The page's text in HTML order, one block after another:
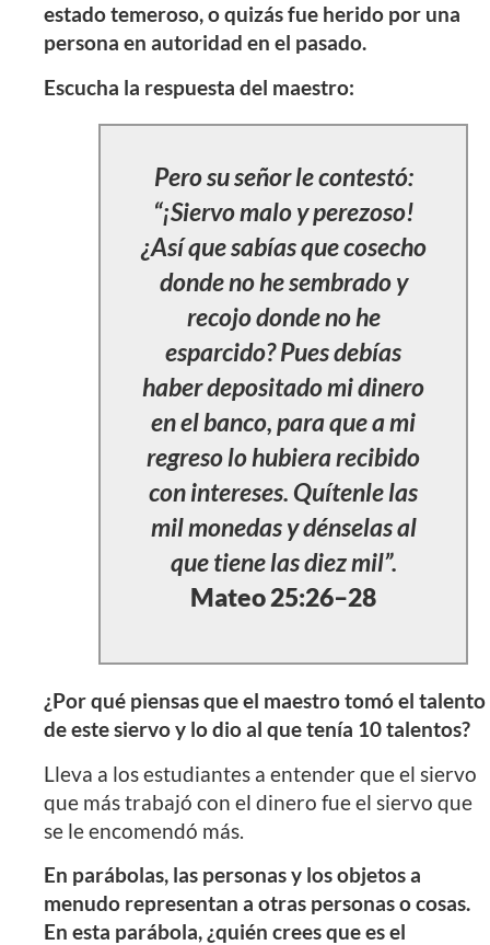
estado temeroso, o quizás fue herido por una
persona en autoridad en el pasado.
Escucha la respuesta del maestro:
Pero su señor le contestó:
“¡Siervo malo y perezoso!
¿Así que sabías que cosecho
donde no he sembrado y
recojo donde no he
esparcido? Pues debías
haber depositado mi dinero
en el banco, para que a mi
regreso lo hubiera recibido
con intereses. Quítenle las
mil monedas y dénselas al
que tiene las diez mil”.
Mateo 25:26–28
¿Por qué piensas que el maestro tomó el talento
de este siervo y lo dio al que tenía 10 talentos?
Lleva a los estudiantes a entender que el siervo
que más trabajó con el dinero fue el siervo que
se le encomendó más.
En parábolas, las personas y los objetos a
menudo representan a otras personas o cosas.
En esta parábola, ¿quién crees que es el